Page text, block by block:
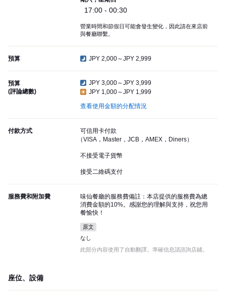
17:00 - 00:30
營業時間和節假日可能會發生變化，因此請在來店前
與餐廳聯繫。
預算 JPY 2,000～JPY 2,999
預算
(評論總數)
JPY 3,000～JPY 3,999
JPY 1,000～JPY 1,999
查看使用金額的分配情況
付款方式
可信用卡付款
（VISA，Master，JCB，AMEX，Diners）
不接受電子貨幣
接受二維碼支付
服務費和附加費
味仙餐廳的服務費備註：本店提供的服務費為總
消費金額的10%。感謝您的理解與支持，祝您用
餐愉快！
原文
なし
此部分內容使用了自動翻譯。準確信息請諮詢店鋪。
座位、設備